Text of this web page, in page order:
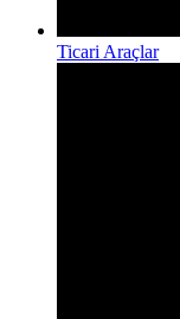
Ticari Araçlar